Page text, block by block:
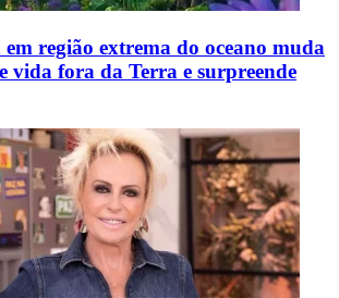
em região extrema do oceano muda
vida fora da Terra e surpreende